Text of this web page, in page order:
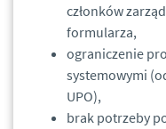
członków
formularza,
ograniczenie
systemowymi
UPO),
brak potrzeby